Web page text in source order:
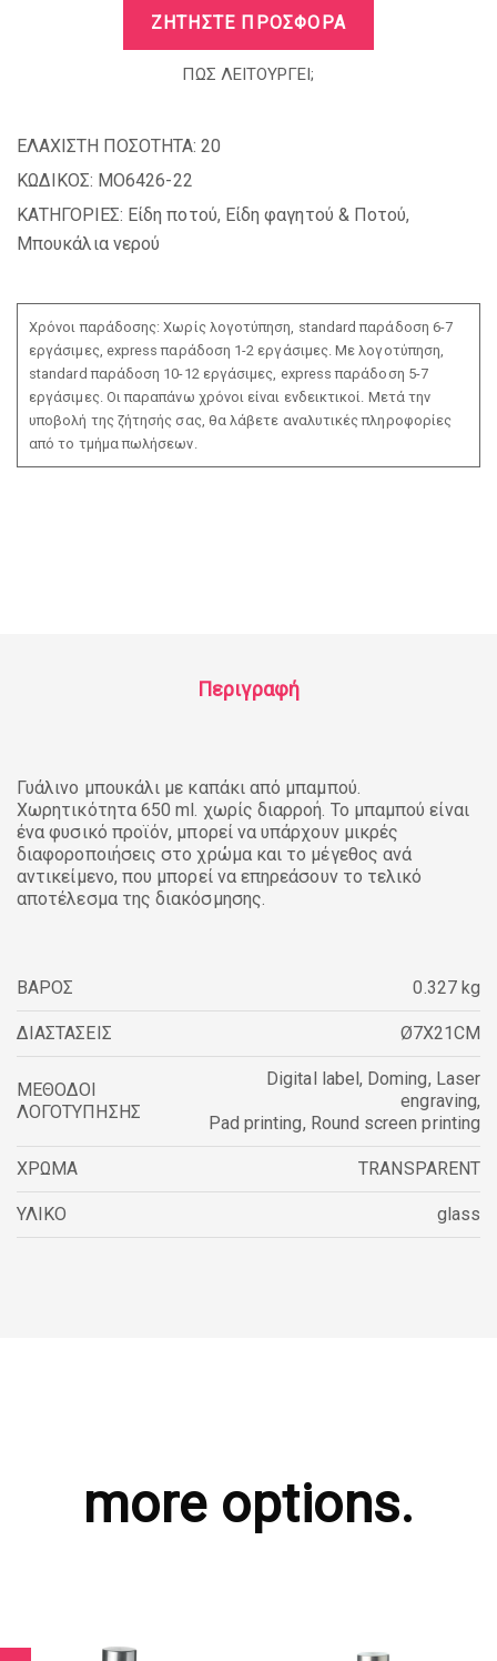
ΖΗΤΗΣΤΕ ΠΡΟΣΦΟΡΑ
ΠΩΣ ΛΕΙΤΟΥΡΓΕΙ;
ΕΛΑΧΙΣΤΗ ΠΟΣΟΤΗΤΑ: 20
ΚΩΔΙΚΟΣ: MO6426-22
ΚΑΤΗΓΟΡΙΕΣ: Είδη ποτού, Είδη φαγητού & Ποτού,
Μπουκάλια νερού
Χρόνοι παράδοσης: Χωρίς λογοτύπηση, standard παράδοση 6-7
εργάσιμες, express παράδοση 1-2 εργάσιμες. Με λογοτύπηση,
standard παράδοση 10-12 εργάσιμες, express παράδοση 5-7
εργάσιμες. Οι παραπάνω χρόνοι είναι ενδεικτικοί. Μετά την
υποβολή της ζήτησής σας, θα λάβετε αναλυτικές πληροφορίες
από το τμήμα πωλήσεων.
Περιγραφή
Γυάλινο μπουκάλι με καπάκι από μπαμπού.
Χωρητικότητα 650 ml. χωρίς διαρροή. Το μπαμπού είναι
ένα φυσικό προϊόν, μπορεί να υπάρχουν μικρές
διαφοροποιήσεις στο χρώμα και το μέγεθος ανά
αντικείμενο, που μπορεί να επηρεάσουν το τελικό
αποτέλεσμα της διακόσμησης.
ΒΑΡΟΣ 0.327 kg
ΔΙΑΣΤΑΣΕΙΣ Ø7X21CM
ΜΕΘΟΔΟΙ
ΛΟΓΟΤΥΠΗΣΗΣ
Digital label , Doming, Laser
engraving,
Pad printing, Round screen printing
ΧΡΩΜΑ TRANSPARENT
ΥΛΙΚΟ glass
more options.